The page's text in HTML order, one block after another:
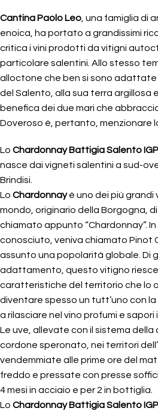
Cantina Paolo Leo , una famiglia di
enoica, ha portato a grandissimi
critica i vini prodotti da vitigni
particolare salentini. Allo stesso
alloctone che ben si sono adattate
del Salento, alla sua terra argillosa
benefica dei due mari che
Doveroso è, pertanto, menzionare
Lo Chardonnay Battigia Salento IGP
nasce dai vigneti salentini a sud-
Brindisi.
Lo Chardonnayè uno dei più grandi
mondo, originario della Borgogna,
chiamato appunto “Chardonnay”.
conosciuto, veniva chiamato Pinot
assunto una popolarità globale. Di
adattamento, questo vitigno
caratteristiche del territorio che lo
diventare spesso un tutt’uno con
a rilasciare nel vino profumi e sapori
Le uve, allevate con il sistema
cordone speronato, nei territori
vendemmiate alle prime ore del
freddo e pressate con presse
4 mesi in acciaio e per 2 in bottiglia.
Lo Chardonnay Battigia Salento IGP